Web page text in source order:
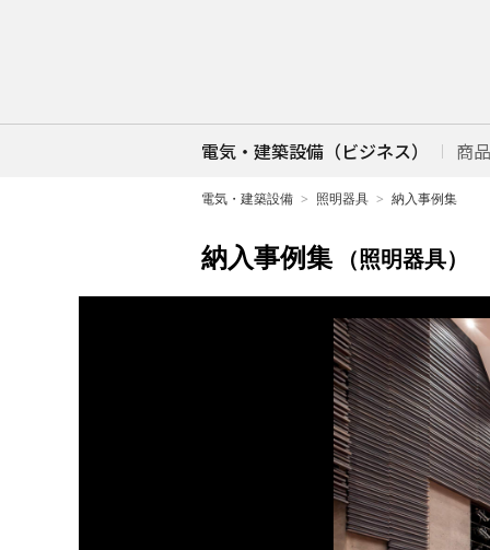
電気・建築設備（ビジネス） 商
電気・建築設備 照明器具 納入事例集
納入事例集 （照明器具）